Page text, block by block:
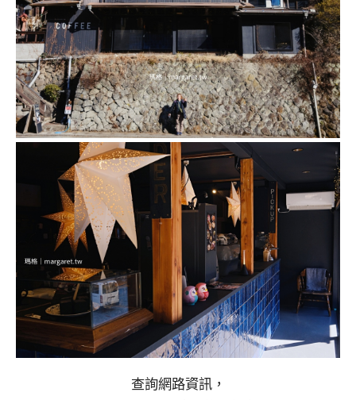
查詢網路資訊，